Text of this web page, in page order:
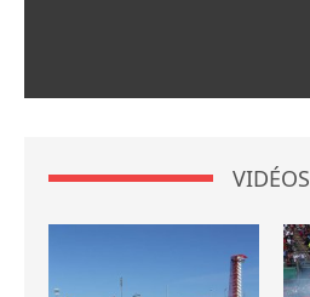
VIDÉOS